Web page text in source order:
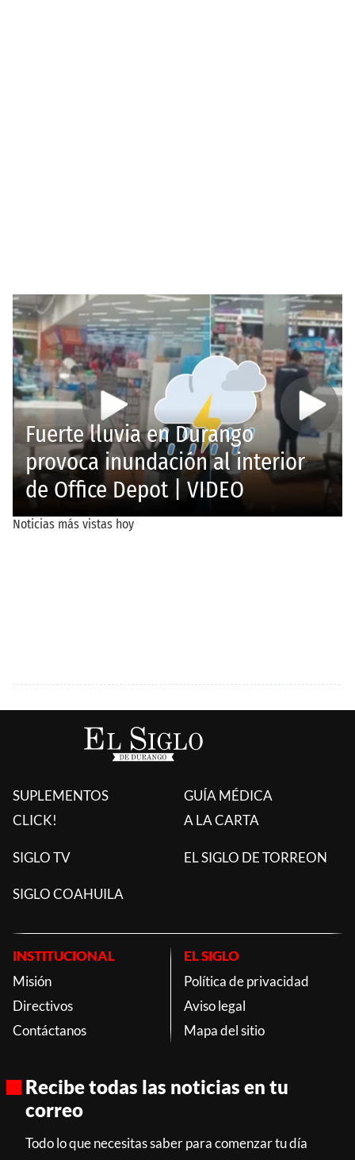
SUPLEMENTOS
CLICK!
GUÍA MÉDICA
A LA CARTA
SIGLO TV EL SIGLO DE TORREON
SIGLO COAHUILA
INSTITUCIONAL
Misión
Directivos
Contáctanos
EL SIGLO
Política de privacidad
Aviso legal
Mapa del sitio
Recibe todas las noticias en tu
correo
Todo lo que necesitas saber para comenzar tu día